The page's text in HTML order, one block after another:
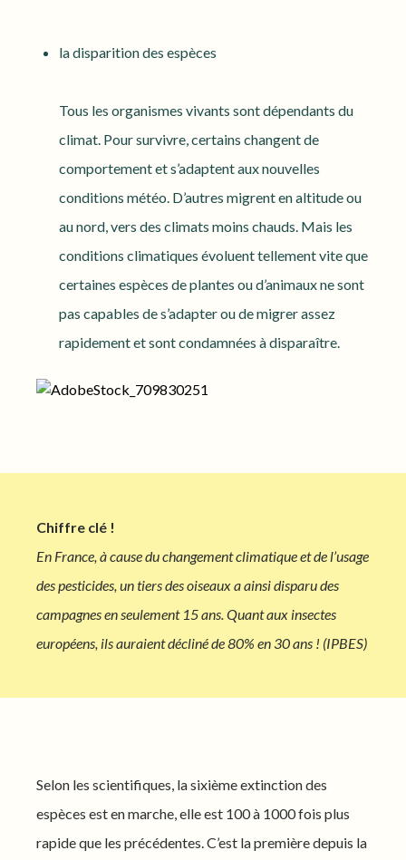
la disparition des espèces
Tous les organismes vivants sont dépendants du
climat. Pour survivre, certains changent de
comportement et s’adaptent aux nouvelles
conditions météo. D’autres migrent en altitude ou
au nord, vers des climats moins chauds. Mais les
conditions climatiques évoluent tellement vite que
certaines espèces de plantes ou d’animaux ne sont
pas capables de s’adapter ou de migrer assez
rapidement et sont condamnées à disparaître.
Chiffre clé !
En France, à cause du changement climatique et de l’usage
des pesticides, un tiers des oiseaux a ainsi disparu des
campagnes en seulement 15 ans. Quant aux insectes
européens, ils auraient décliné de 80% en 30 ans ! (IPBES)
Selon les scientifiques, la sixième extinction des
espèces est en marche, elle est 100 à 1000 fois plus
rapide que les précédentes. C’est la première depuis la